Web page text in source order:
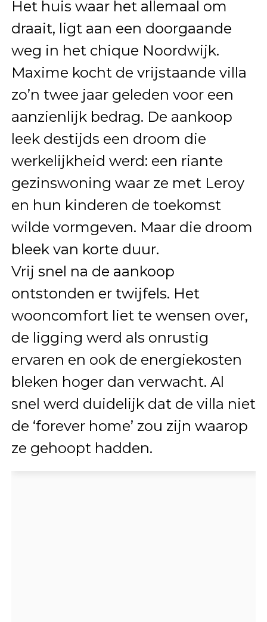
Het huis waar het allemaal om
draait, ligt aan een doorgaande
weg in het chique Noordwijk.
Maxime kocht de vrijstaande villa
zo’n twee jaar geleden voor een
aanzienlijk bedrag. De aankoop
leek destijds een droom die
werkelijkheid werd: een riante
gezinswoning waar ze met Leroy
en hun kinderen de toekomst
wilde vormgeven. Maar die droom
bleek van korte duur.
Vrij snel na de aankoop
ontstonden er twijfels. Het
wooncomfort liet te wensen over,
de ligging werd als onrustig
ervaren en ook de energiekosten
bleken hoger dan verwacht. Al
snel werd duidelijk dat de villa niet
de ‘forever home’ zou zijn waarop
ze gehoopt hadden.